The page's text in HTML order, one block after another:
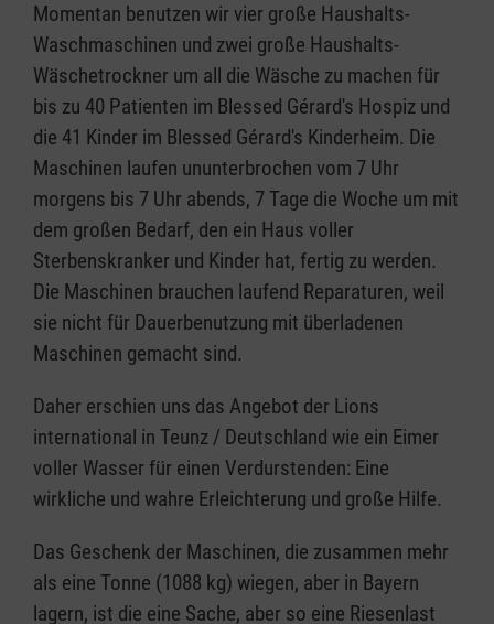
Momentan benutzen wir vier große Haushalts-
Waschmaschinen und zwei große Haushalts-
Wäschetrockner um all die Wäsche zu machen für
bis zu 40 Patienten im Blessed Gérard's Hospiz und
die 41 Kinder im Blessed Gérard's Kinderheim. Die
Maschinen laufen ununterbrochen vom 7 Uhr
morgens bis 7 Uhr abends, 7 Tage die Woche um mit
dem großen Bedarf, den ein Haus voller
Sterbenskranker und Kinder hat, fertig zu werden.
Die Maschinen brauchen laufend Reparaturen, weil
sie nicht für Dauerbenutzung mit überladenen
Maschinen gemacht sind.
Daher erschien uns das Angebot der Lions
international in Teunz / Deutschland wie ein Eimer
voller Wasser für einen Verdurstenden: Eine
wirkliche und wahre Erleichterung und große Hilfe.
Das Geschenk der Maschinen, die zusammen mehr
als eine Tonne (1088 kg) wiegen, aber in Bayern
lagern, ist die eine Sache, aber so eine Riesenlast